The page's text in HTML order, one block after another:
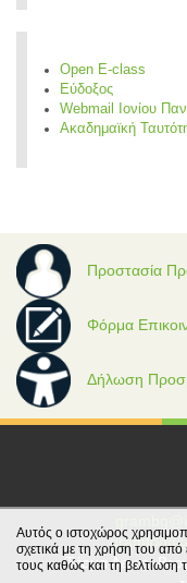
Open E-class
Εύδοξος
Webmail Ιονίου
Ακαδημαϊκή
Προστασία
Φόρμα
Δήλωση
Tέρμα Λεωφ.
Αυτός ο ιστοχώρος
σχετικά με τη χρήση του
τους καθώς και τη βελτίωση